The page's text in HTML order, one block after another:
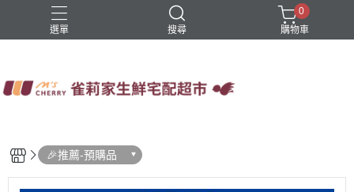
選單 搜尋
0
購物車
🎉推薦-預購品